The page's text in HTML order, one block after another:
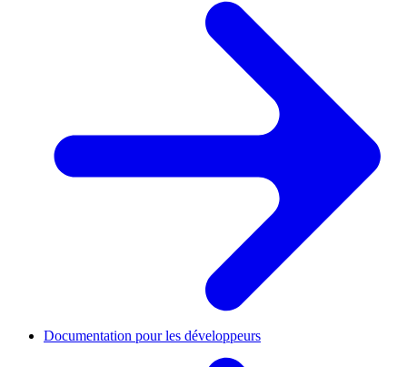
Documentation pour les développeurs